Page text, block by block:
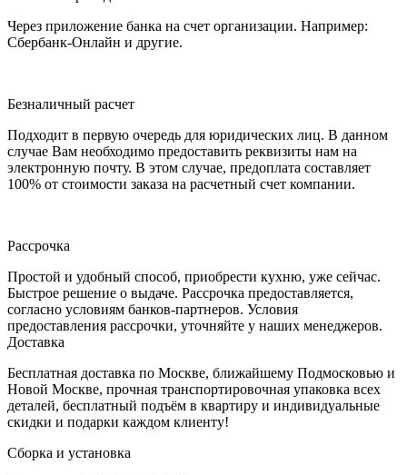
Через приложение банка на счет организации. Например:
Сбербанк-Онлайн и другие.
Безналичный расчет
Подходит в первую очередь для юридических лиц. В данном
случае Вам необходимо предоставить реквизиты нам на
электронную почту. В этом случае, предоплата составляет
100% от стоимости заказа на расчетный счет компании.
Рассрочка
Простой и удобный способ, приобрести кухню, уже сейчас.
Быстрое решение о выдаче. Рассрочка предоставляется,
согласно условиям банков-партнеров. Условия
предоставления рассрочки, уточняйте у наших менеджеров.
Доставка
Бесплатная доставка по Москве, ближайшему Подмосковью и
Новой Москве, прочная транспортировочная упаковка всех
деталей, бесплатный подъём в квартиру и индивидуальные
скидки и подарки каждом клиенту!
Сборка и установка